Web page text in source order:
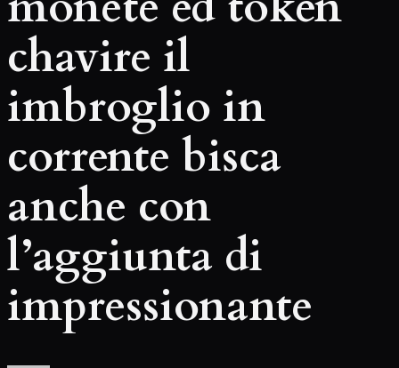
chavire il
imbroglio in
corrente bisca
anche con
l’aggiunta di
impressionante